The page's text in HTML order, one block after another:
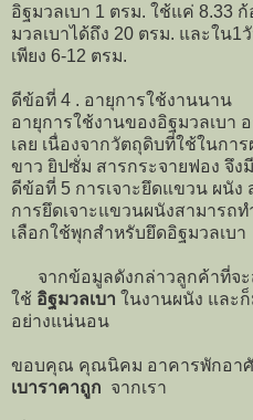
อิฐมวลเบา 1 ตรม. ใช้แค่ 8.33
มวลเบาได้ถึง 20 ตรม. และใน
เพียง 6-12 ตรม.
ดีข้อที่ 4 . อายุการใช้งานนาน
อายุการใช้งานของอิฐมวลเบา
เลย เนื่องจากวัตถุดิบที่ใช้ในกา
ขาว ยิปซั่ม สารกระจายฟอง จึง
ดีข้อที่ 5 การเจาะยึดแขวน ผนัง
การยึดเจาะแขวนผนังสามารถ
เลือกใช้พุกสำหรับยึดอิฐมวลเบา
จากข้อมูลดังกล่าวลูกค้าที่จะ
ใช้ อิฐมวลเบา ในงานผนัง และ
อย่างแน่นอน
ขอบคุณ คุณนิคม อาคารพักอาศั
เบาราคาถูก จากเรา